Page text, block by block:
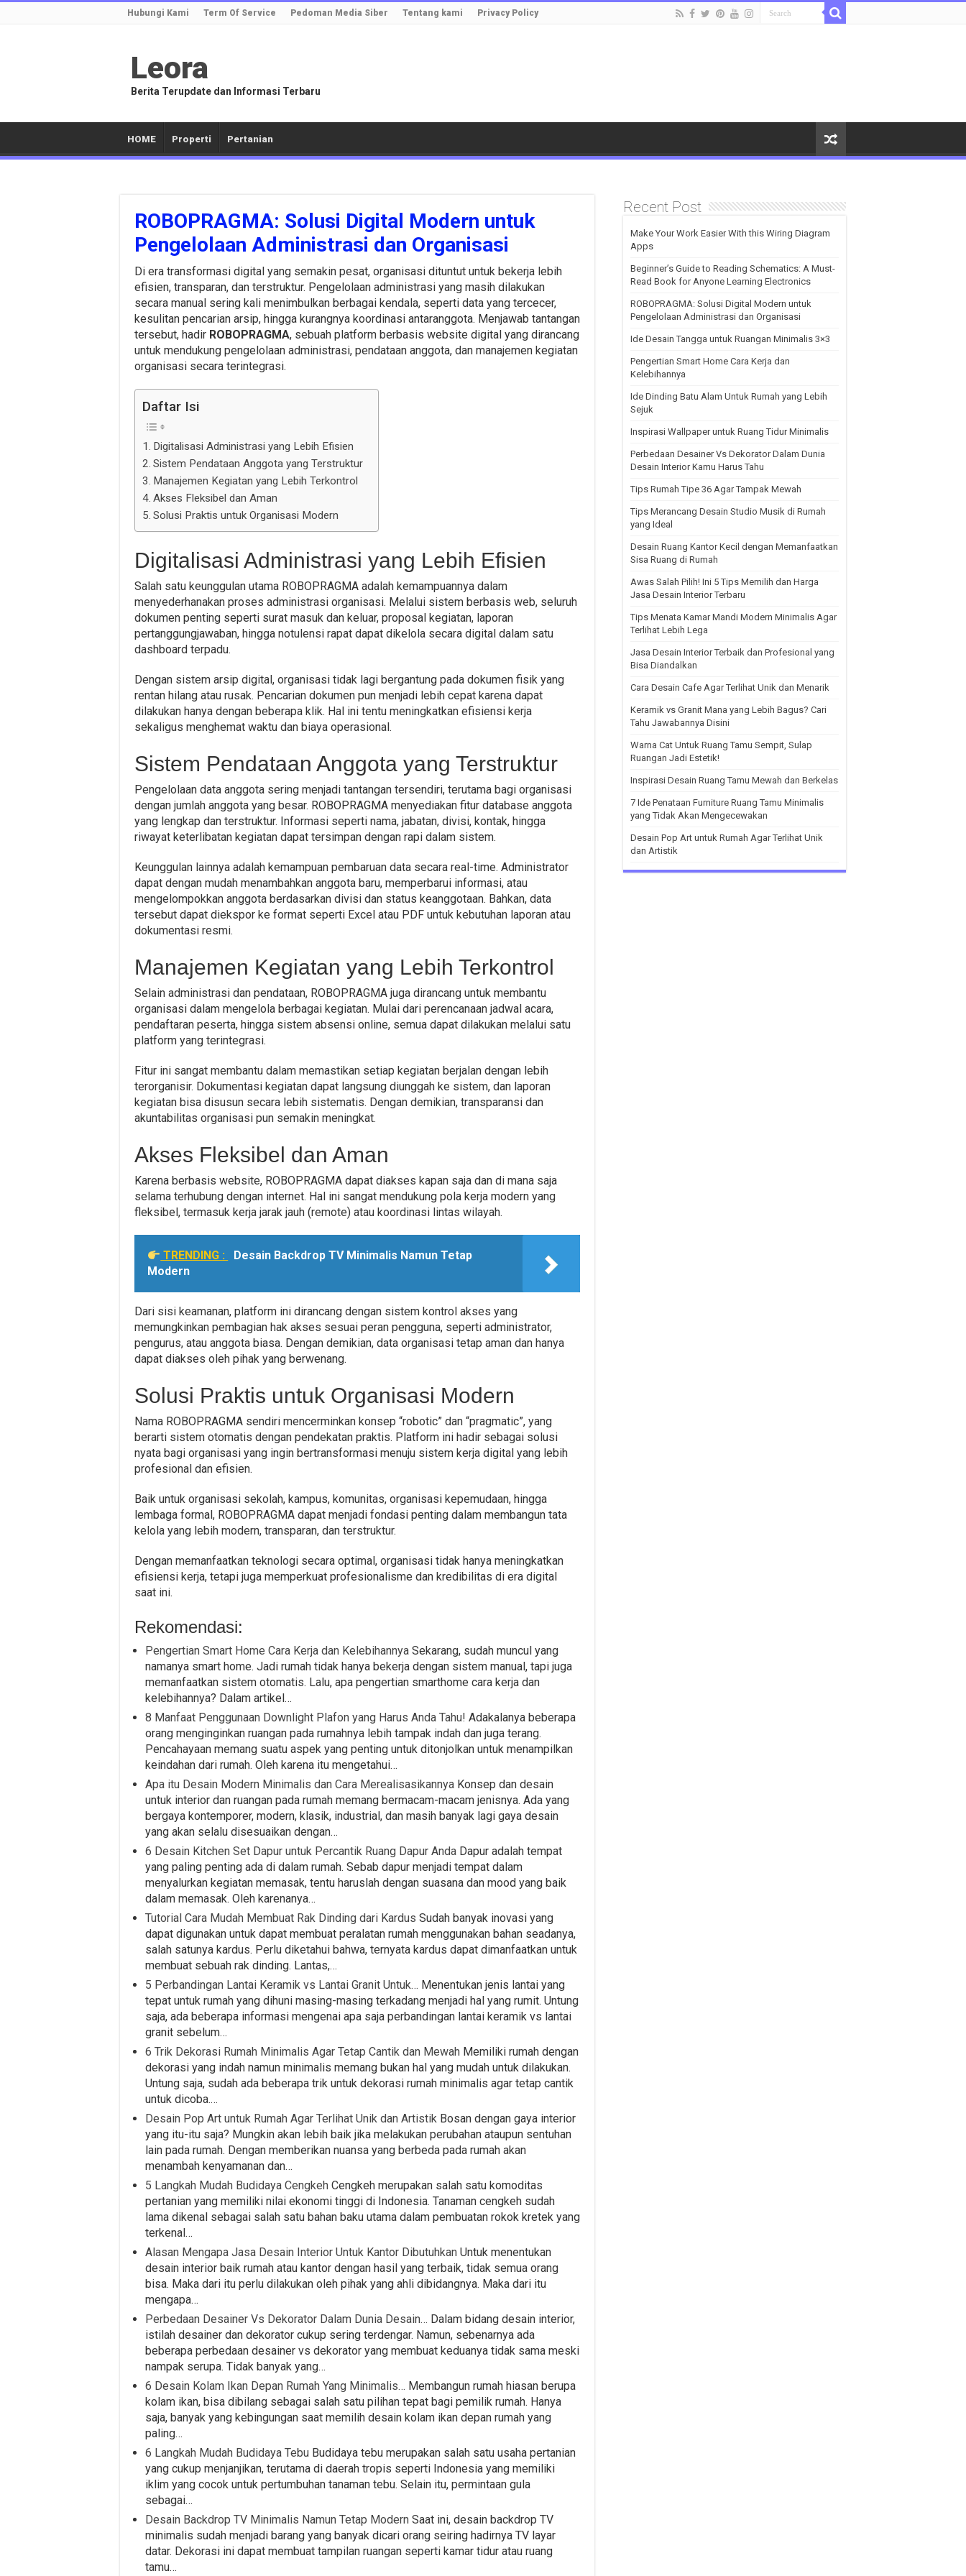
Hubungi Kami Term Of Service Pedoman Media Siber Tentang kami Privacy Policy
Leora
Berita Terupdate dan Informasi Terbaru
HOME Properti Pertanian
ROBOPRAGMA: Solusi Digital Modern untuk
Pengelolaan Administrasi dan Organisasi
Di era transformasi digital yang semakin pesat, organisasi dituntut untuk bekerja lebih
efisien, transparan, dan terstruktur. Pengelolaan administrasi yang masih dilakukan
secara manual sering kali menimbulkan berbagai kendala, seperti data yang tercecer,
kesulitan pencarian arsip, hingga kurangnya koordinasi antaranggota. Menjawab tantangan
tersebut, hadir ROBOPRAGMA, sebuah platform berbasis website digital yang dirancang
untuk mendukung pengelolaan administrasi, pendataan anggota, dan manajemen kegiatan
organisasi secara terintegrasi.
Daftar Isi
Digitalisasi Administrasi yang Lebih Efisien
Sistem Pendataan Anggota yang Terstruktur
Manajemen Kegiatan yang Lebih Terkontrol
Akses Fleksibel dan Aman
Solusi Praktis untuk Organisasi Modern
Digitalisasi Administrasi yang Lebih Efisien
Salah satu keunggulan utama ROBOPRAGMA adalah kemampuannya dalam
menyederhanakan proses administrasi organisasi. Melalui sistem berbasis web, seluruh
dokumen penting seperti surat masuk dan keluar, proposal kegiatan, laporan
pertanggungjawaban, hingga notulensi rapat dapat dikelola secara digital dalam satu
dashboard terpadu.
Dengan sistem arsip digital, organisasi tidak lagi bergantung pada dokumen fisik yang
rentan hilang atau rusak. Pencarian dokumen pun menjadi lebih cepat karena dapat
dilakukan hanya dengan beberapa klik. Hal ini tentu meningkatkan efisiensi kerja
sekaligus menghemat waktu dan biaya operasional.
Sistem Pendataan Anggota yang Terstruktur
Pengelolaan data anggota sering menjadi tantangan tersendiri, terutama bagi organisasi
dengan jumlah anggota yang besar. ROBOPRAGMA menyediakan fitur database anggota
yang lengkap dan terstruktur. Informasi seperti nama, jabatan, divisi, kontak, hingga
riwayat keterlibatan kegiatan dapat tersimpan dengan rapi dalam sistem.
Keunggulan lainnya adalah kemampuan pembaruan data secara real-time. Administrator
dapat dengan mudah menambahkan anggota baru, memperbarui informasi, atau
mengelompokkan anggota berdasarkan divisi dan status keanggotaan. Bahkan, data
tersebut dapat diekspor ke format seperti Excel atau PDF untuk kebutuhan laporan atau
dokumentasi resmi.
Manajemen Kegiatan yang Lebih Terkontrol
Selain administrasi dan pendataan, ROBOPRAGMA juga dirancang untuk membantu
organisasi dalam mengelola berbagai kegiatan. Mulai dari perencanaan jadwal acara,
pendaftaran peserta, hingga sistem absensi online, semua dapat dilakukan melalui satu
platform yang terintegrasi.
Fitur ini sangat membantu dalam memastikan setiap kegiatan berjalan dengan lebih
terorganisir. Dokumentasi kegiatan dapat langsung diunggah ke sistem, dan laporan
kegiatan bisa disusun secara lebih sistematis. Dengan demikian, transparansi dan
akuntabilitas organisasi pun semakin meningkat.
Akses Fleksibel dan Aman
Karena berbasis website, ROBOPRAGMA dapat diakses kapan saja dan di mana saja
selama terhubung dengan internet. Hal ini sangat mendukung pola kerja modern yang
fleksibel, termasuk kerja jarak jauh (remote) atau koordinasi lintas wilayah.
TRENDING :
Desain Backdrop TV Minimalis Namun Tetap
Modern
Dari sisi keamanan, platform ini dirancang dengan sistem kontrol akses yang
memungkinkan pembagian hak akses sesuai peran pengguna, seperti administrator,
pengurus, atau anggota biasa. Dengan demikian, data organisasi tetap aman dan hanya
dapat diakses oleh pihak yang berwenang.
Solusi Praktis untuk Organisasi Modern
Nama ROBOPRAGMA sendiri mencerminkan konsep “robotic” dan “pragmatic”, yang
berarti sistem otomatis dengan pendekatan praktis. Platform ini hadir sebagai solusi
nyata bagi organisasi yang ingin bertransformasi menuju sistem kerja digital yang lebih
profesional dan efisien.
Baik untuk organisasi sekolah, kampus, komunitas, organisasi kepemudaan, hingga
lembaga formal, ROBOPRAGMA dapat menjadi fondasi penting dalam membangun tata
kelola yang lebih modern, transparan, dan terstruktur.
Dengan memanfaatkan teknologi secara optimal, organisasi tidak hanya meningkatkan
efisiensi kerja, tetapi juga memperkuat profesionalisme dan kredibilitas di era digital
saat ini.
Rekomendasi:
Pengertian Smart Home Cara Kerja dan Kelebihannya Sekarang, sudah muncul yang
namanya smart home. Jadi rumah tidak hanya bekerja dengan sistem manual, tapi juga
memanfaatkan sistem otomatis. Lalu, apa pengertian smarthome cara kerja dan
kelebihannya? Dalam artikel…
8 Manfaat Penggunaan Downlight Plafon yang Harus Anda Tahu! Adakalanya beberapa
orang menginginkan ruangan pada rumahnya lebih tampak indah dan juga terang.
Pencahayaan memang suatu aspek yang penting untuk ditonjolkan untuk menampilkan
keindahan dari rumah. Oleh karena itu mengetahui…
Apa itu Desain Modern Minimalis dan Cara Merealisasikannya Konsep dan desain
untuk interior dan ruangan pada rumah memang bermacam-macam jenisnya. Ada yang
bergaya kontemporer, modern, klasik, industrial, dan masih banyak lagi gaya desain
yang akan selalu disesuaikan dengan…
6 Desain Kitchen Set Dapur untuk Percantik Ruang Dapur Anda Dapur adalah tempat
yang paling penting ada di dalam rumah. Sebab dapur menjadi tempat dalam
menyalurkan kegiatan memasak, tentu haruslah dengan suasana dan mood yang baik
dalam memasak. Oleh karenanya…
Tutorial Cara Mudah Membuat Rak Dinding dari Kardus Sudah banyak inovasi yang
dapat digunakan untuk dapat membuat peralatan rumah menggunakan bahan seadanya,
salah satunya kardus. Perlu diketahui bahwa, ternyata kardus dapat dimanfaatkan untuk
membuat sebuah rak dinding. Lantas,…
5 Perbandingan Lantai Keramik vs Lantai Granit Untuk… Menentukan jenis lantai yang
tepat untuk rumah yang dihuni masing-masing terkadang menjadi hal yang rumit. Untung
saja, ada beberapa informasi mengenai apa saja perbandingan lantai keramik vs lantai
granit sebelum…
6 Trik Dekorasi Rumah Minimalis Agar Tetap Cantik dan Mewah Memiliki rumah dengan
dekorasi yang indah namun minimalis memang bukan hal yang mudah untuk dilakukan.
Untung saja, sudah ada beberapa trik untuk dekorasi rumah minimalis agar tetap cantik
untuk dicoba.…
Desain Pop Art untuk Rumah Agar Terlihat Unik dan Artistik Bosan dengan gaya interior
yang itu-itu saja? Mungkin akan lebih baik jika melakukan perubahan ataupun sentuhan
lain pada rumah. Dengan memberikan nuansa yang berbeda pada rumah akan
menambah kenyamanan dan…
5 Langkah Mudah Budidaya Cengkeh Cengkeh merupakan salah satu komoditas
pertanian yang memiliki nilai ekonomi tinggi di Indonesia. Tanaman cengkeh sudah
lama dikenal sebagai salah satu bahan baku utama dalam pembuatan rokok kretek yang
terkenal…
Alasan Mengapa Jasa Desain Interior Untuk Kantor Dibutuhkan Untuk menentukan
desain interior baik rumah atau kantor dengan hasil yang terbaik, tidak semua orang
bisa. Maka dari itu perlu dilakukan oleh pihak yang ahli dibidangnya. Maka dari itu
mengapa…
Perbedaan Desainer Vs Dekorator Dalam Dunia Desain… Dalam bidang desain interior,
istilah desainer dan dekorator cukup sering terdengar. Namun, sebenarnya ada
beberapa perbedaan desainer vs dekorator yang membuat keduanya tidak sama meski
nampak serupa. Tidak banyak yang…
6 Desain Kolam Ikan Depan Rumah Yang Minimalis… Membangun rumah hiasan berupa
kolam ikan, bisa dibilang sebagai salah satu pilihan tepat bagi pemilik rumah. Hanya
saja, banyak yang kebingungan saat memilih desain kolam ikan depan rumah yang
paling…
6 Langkah Mudah Budidaya Tebu Budidaya tebu merupakan salah satu usaha pertanian
yang cukup menjanjikan, terutama di daerah tropis seperti Indonesia yang memiliki
iklim yang cocok untuk pertumbuhan tanaman tebu. Selain itu, permintaan gula
sebagai…
Desain Backdrop TV Minimalis Namun Tetap Modern Saat ini, desain backdrop TV
minimalis sudah menjadi barang yang banyak dicari orang seiring hadirnya TV layar
datar. Dekorasi ini dapat membuat tampilan ruangan seperti kamar tidur atau ruang
tamu…
Recent Post
Make Your Work Easier With this Wiring Diagram
Apps
Beginner’s Guide to Reading Schematics: A Must-
Read Book for Anyone Learning Electronics
ROBOPRAGMA: Solusi Digital Modern untuk
Pengelolaan Administrasi dan Organisasi
Ide Desain Tangga untuk Ruangan Minimalis 3×3
Pengertian Smart Home Cara Kerja dan
Kelebihannya
Ide Dinding Batu Alam Untuk Rumah yang Lebih
Sejuk
Inspirasi Wallpaper untuk Ruang Tidur Minimalis
Perbedaan Desainer Vs Dekorator Dalam Dunia
Desain Interior Kamu Harus Tahu
Tips Rumah Tipe 36 Agar Tampak Mewah
Tips Merancang Desain Studio Musik di Rumah
yang Ideal
Desain Ruang Kantor Kecil dengan Memanfaatkan
Sisa Ruang di Rumah
Awas Salah Pilih! Ini 5 Tips Memilih dan Harga
Jasa Desain Interior Terbaru
Tips Menata Kamar Mandi Modern Minimalis Agar
Terlihat Lebih Lega
Jasa Desain Interior Terbaik dan Profesional yang
Bisa Diandalkan
Cara Desain Cafe Agar Terlihat Unik dan Menarik
Keramik vs Granit Mana yang Lebih Bagus? Cari
Tahu Jawabannya Disini
Warna Cat Untuk Ruang Tamu Sempit, Sulap
Ruangan Jadi Estetik!
Inspirasi Desain Ruang Tamu Mewah dan Berkelas
7 Ide Penataan Furniture Ruang Tamu Minimalis
yang Tidak Akan Mengecewakan
Desain Pop Art untuk Rumah Agar Terlihat Unik
dan Artistik